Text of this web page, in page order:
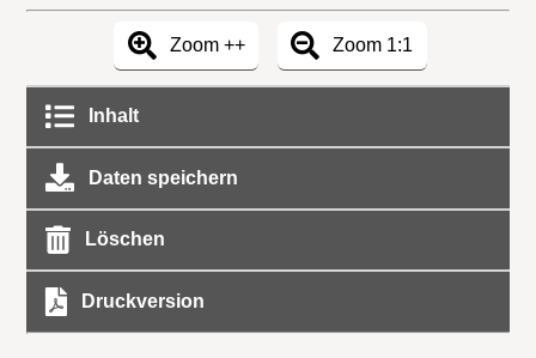
Zoom ++ Zoom 1:1
Inhalt
Daten speichern
Löschen
Druckversion